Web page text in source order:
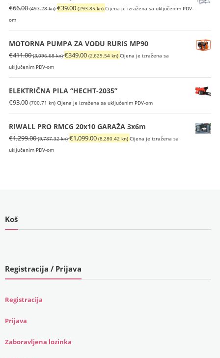
€66.00 (497.28 kn)Izvorna
bila
je:
€66.00
kn).
€39.00 (293.85 kn) Trenutna
je:
€39.00
(293.85
Cijena je izražena sa uključenim PDV-
om
MOTORNA PUMPA ZA VODU RURIS MP90
€411.00 (3,096.68 kn)Izvorna
bila
je:
€411.00
(3,096.68
kn).
€349.00 (2,629.54 kn) Trenutna
je:
(2,629.54
kn).
Cijena je izražena sa
uključenim PDV-om
ELEKTRIČNA PILA “HECHT-2035”
€93.00 (700.71 kn) Cijena je izražena sa uključenim PDV-om
RIWALL PRO RMCG 20x10 GARAŽA 3x6m
€1,299.00 (9,787.32 kn)Izvorna
€1,099.00 (8,280.42 kn) Trenutna
Cijena je izražena sa
uključenim PDV-om
Koš
Registracija / Prijava
Registracija
Prijava
Zaboravljena lozinka